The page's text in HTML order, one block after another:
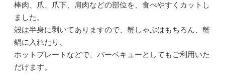
棒肉、爪、爪下、肩肉などの部位を、食べやすくカットし
ました。
殻は半身に剥いてありますので、蟹しゃぶはもちろん、蟹
鍋に入れたり、
ホットプレートなどで、バーベキューとしてもご利用いた
だけます。